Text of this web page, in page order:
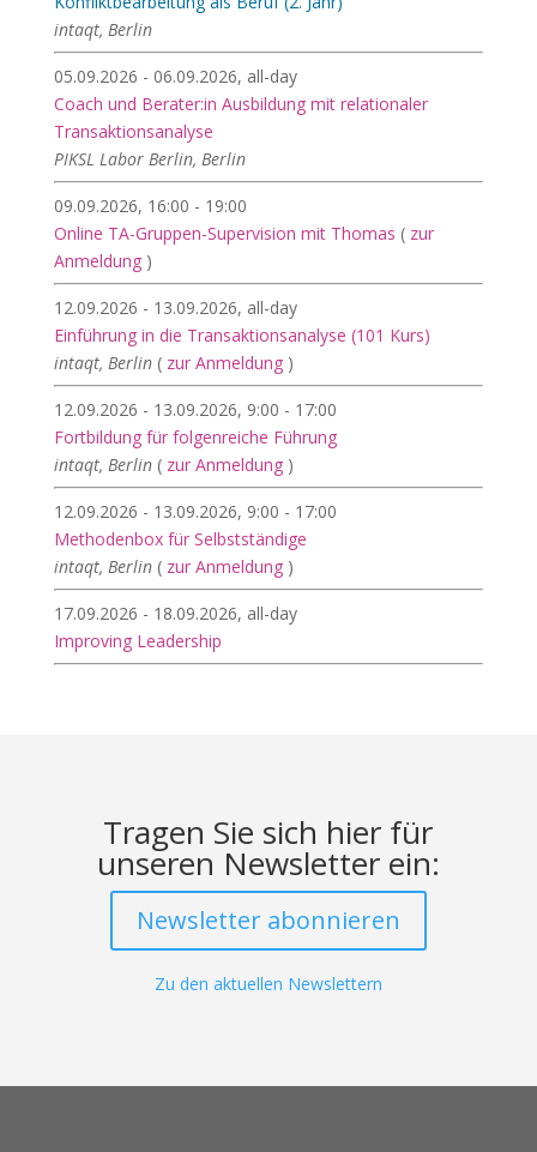
intaqt, Berlin
05.09.2026 - 06.09.2026, all-day
Coach und Berater:in Ausbildung mit relationaler
Transaktionsanalyse
PIKSL Labor Berlin, Berlin
09.09.2026, 16:00 - 19:00
Online TA-Gruppen-Supervision mit Thomas ( zur
Anmeldung)
12.09.2026 - 13.09.2026, all-day
Einführung in die Transaktionsanalyse (101 Kurs)
intaqt, Berlin ( zur Anmeldung)
12.09.2026 - 13.09.2026, 9:00 - 17:00
Fortbildung für folgenreiche Führung
intaqt, Berlin ( zur Anmeldung)
12.09.2026 - 13.09.2026, 9:00 - 17:00
Methodenbox für Selbstständige
intaqt, Berlin ( zur Anmeldung)
17.09.2026 - 18.09.2026, all-day
Improving Leadership
Tragen Sie sich hier für
unseren Newsletter ein:
Newsletter abonnieren
Zu den aktuellen Newslettern